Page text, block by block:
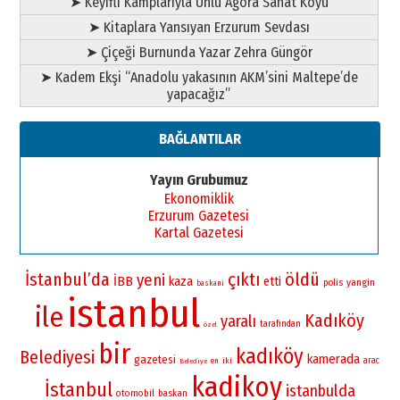
➤ Kitaplara Yansıyan Erzurum Sevdası
➤ Çiçeği Burnunda Yazar Zehra Güngör
➤ Kadem Ekşi “Anadolu yakasının AKM’sini Maltepe’de
yapacağız”
BAĞLANTILAR
Yayın Grubumuz
Ekonomiklik
Erzurum Gazetesi
Kartal Gazetesi
İstanbul’da İBB yeni kaza baskani çıktı etti öldü polis yangin
ile istanbul özel yaralı tarafından Kadıköy
Belediyesi bir gazetesi Belediye en iki kadıköy kamerada arac
İstanbul otomobil baskan kadikoy istanbulda